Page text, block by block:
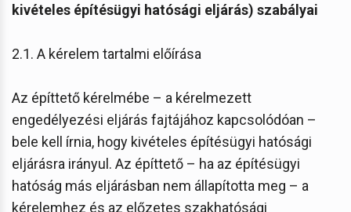
kivételes építésügyi hatósági eljárás) szabályai
2.1. A kérelem tartalmi előírása
Az építtető kérelmébe – a kérelmezett
engedélyezési eljárás fajtájához kapcsolódóan –
bele kell írnia, hogy kivételes építésügyi hatósági
eljárásra irányul. Az építtető – ha az építésügyi
hatóság más eljárásban nem állapította meg – a
kérelemhez és az előzetes szakhatósági